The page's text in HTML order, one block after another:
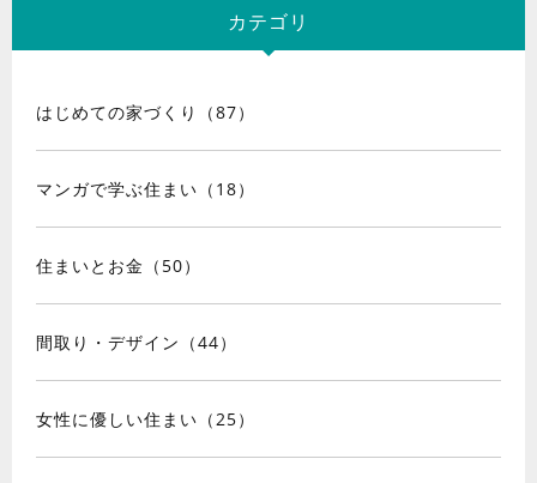
カテゴリ
はじめての家づくり（87）
マンガで学ぶ住まい（18）
住まいとお金（50）
間取り・デザイン（44）
女性に優しい住まい（25）